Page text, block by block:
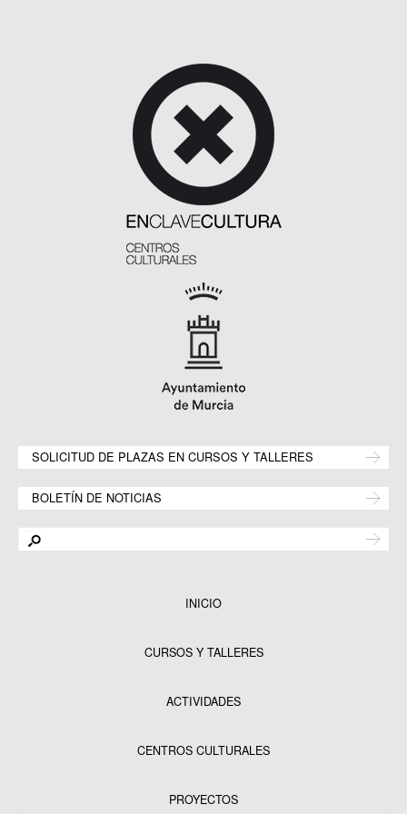
SOLICITUD DE PLAZAS EN CURSOS Y TALLERES
BOLETÍN DE NOTICIAS
INICIO
CURSOS Y TALLERES
ACTIVIDADES
CENTROS CULTURALES
PROYECTOS